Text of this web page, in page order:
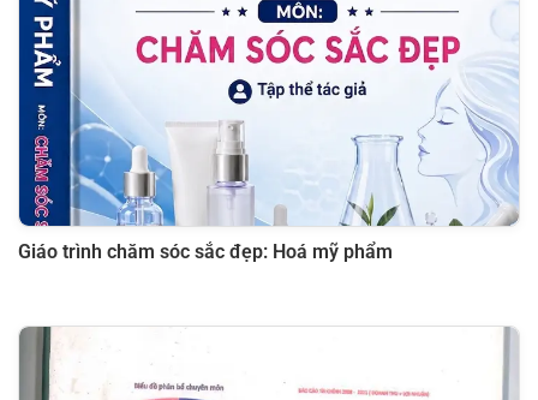
Giáo trình chăm sóc sắc đẹp: Hoá mỹ phẩm